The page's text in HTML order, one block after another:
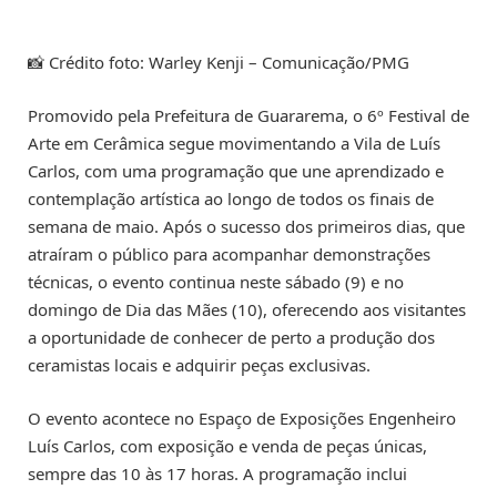
📸 Crédito foto: Warley Kenji – Comunicação/PMG
Promovido pela Prefeitura de Guararema, o 6º Festival de
Arte em Cerâmica segue movimentando a Vila de Luís
Carlos, com uma programação que une aprendizado e
contemplação artística ao longo de todos os finais de
semana de maio. Após o sucesso dos primeiros dias, que
atraíram o público para acompanhar demonstrações
técnicas, o evento continua neste sábado (9) e no
domingo de Dia das Mães (10), oferecendo aos visitantes
a oportunidade de conhecer de perto a produção dos
ceramistas locais e adquirir peças exclusivas.
O evento acontece no Espaço de Exposições Engenheiro
Luís Carlos, com exposição e venda de peças únicas,
sempre das 10 às 17 horas. A programação inclui